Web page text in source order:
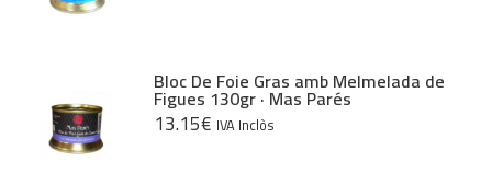
Bloc De Foie Gras amb Melmelada de
Figues 130gr · Mas Parés
13.15€ IVA Inclòs